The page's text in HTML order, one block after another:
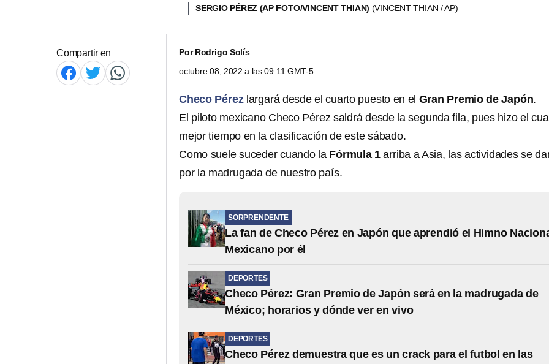
SERGIO PÉREZ (AP FOTO/VINCENT THIAN) (VINCENT THIAN / AP)
Compartir en PorRodrigo Solís
octubre 08, 2022 a las 09:11 GMT-5
Checo Pérezlargará desde el cuarto puesto en el Gran Premio de Japón.
El piloto mexicano Checo Pérez saldrá desde la segunda fila, pues hizo el
mejor tiempo en la clasificación de este sábado.
Como suele suceder cuando la Fórmula 1arriba a Asia, las actividades se
por la madrugada de nuestro país.
SORPRENDENTE
La fan de Checo Pérez en Japón que aprendió el Himno
Mexicano por él
DEPORTES
Checo Pérez: Gran Premio de Japón será en la madrugada de
México; horarios y dónde ver en vivo
DEPORTES
Checo Pérez demuestra que es un crack para el futbol en las